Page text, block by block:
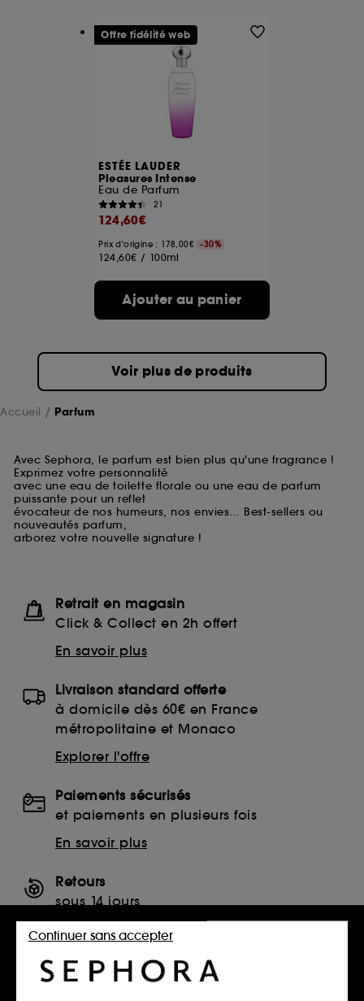
ESTÉE LAUDER
Pleasures Intense
Eau de Parfum
21
124,60€
Prix d'origine : 178,00€ -30%
124,60€ / 100ml
Ajouter au panier
Offre fidélité web
Voir plus de produits
Accueil Parfum
Avec Sephora, le parfum est bien plus qu'une fragrance !
Exprimez votre personnalité
avec une eau de toilette florale ou une eau de parfum
puissante pour un reflet
évocateur de nos humeurs, nos envies... Best-sellers ou
nouveautés parfum,
arborez votre nouvelle signature !
Retrait en magasin
Click & Collect en 2h offert
En savoir plus
Livraison standard offerte
à domicile dès 60€ en France
métropolitaine et Monaco
Explorer l'offre
Paiements sécurisés
et paiements en plusieurs fois
En savoir plus
Retours
sous 14 jours
Retourner mon article
SERVICES, CONTACT ET CONDITIONS DES OFFRES
Continuer sans accepter